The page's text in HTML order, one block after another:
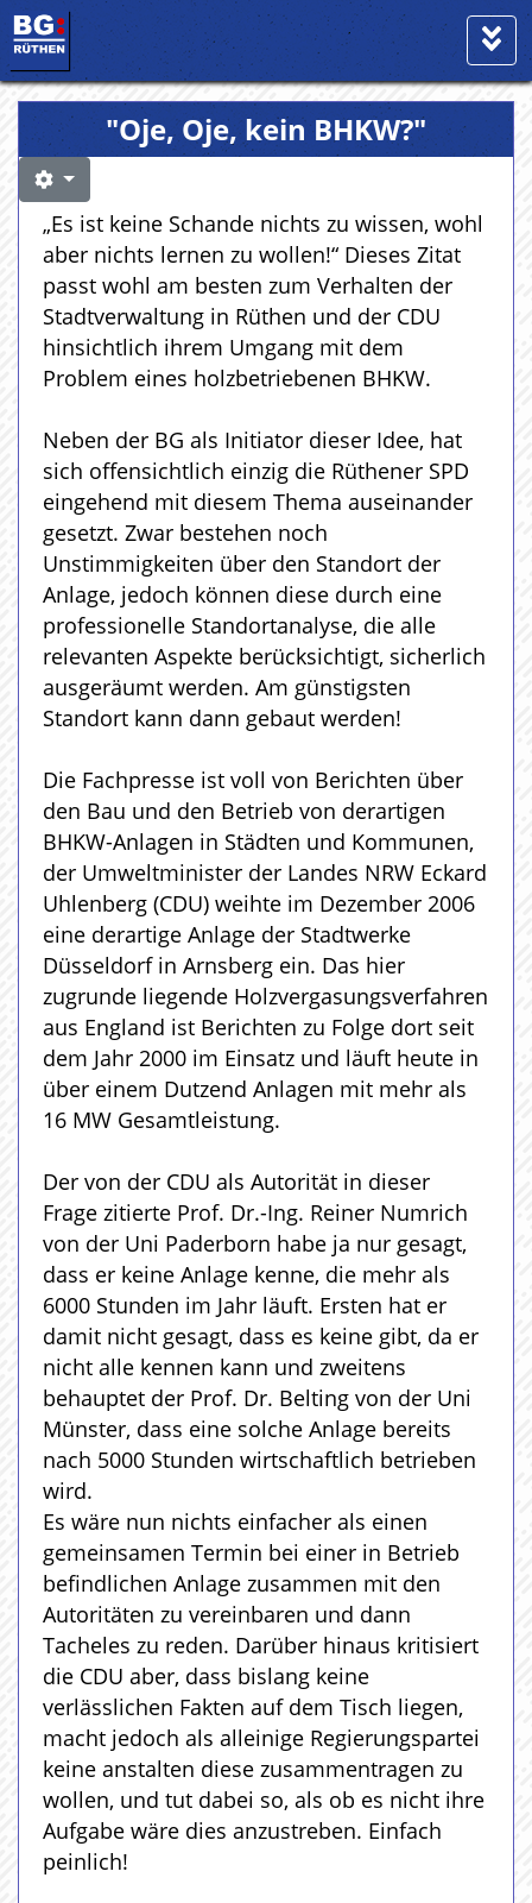
"Oje, Oje, kein BHKW?"
„Es ist keine Schande nichts zu wissen, wohl
aber nichts lernen zu wollen!“ Dieses Zitat
passt wohl am besten zum Verhalten der
Stadtverwaltung in Rüthen und der CDU
hinsichtlich ihrem Umgang mit dem
Problem eines holzbetriebenen BHKW.
Neben der BG als Initiator dieser Idee, hat
sich offensichtlich einzig die Rüthener SPD
eingehend mit diesem Thema auseinander
gesetzt. Zwar bestehen noch
Unstimmigkeiten über den Standort der
Anlage, jedoch können diese durch eine
professionelle Standortanalyse, die alle
relevanten Aspekte berücksichtigt, sicherlich
ausgeräumt werden. Am günstigsten
Standort kann dann gebaut werden!
Die Fachpresse ist voll von Berichten über
den Bau und den Betrieb von derartigen
BHKW-Anlagen in Städten und Kommunen,
der Umweltminister der Landes NRW Eckard
Uhlenberg (CDU) weihte im Dezember 2006
eine derartige Anlage der Stadtwerke
Düsseldorf in Arnsberg ein. Das hier
zugrunde liegende Holzvergasungsverfahren
aus England ist Berichten zu Folge dort seit
dem Jahr 2000 im Einsatz und läuft heute in
über einem Dutzend Anlagen mit mehr als
16 MW Gesamtleistung.
Der von der CDU als Autorität in dieser
Frage zitierte Prof. Dr.-Ing. Reiner Numrich
von der Uni Paderborn habe ja nur gesagt,
dass er keine Anlage kenne, die mehr als
6000 Stunden im Jahr läuft. Ersten hat er
damit nicht gesagt, dass es keine gibt, da er
nicht alle kennen kann und zweitens
behauptet der Prof. Dr. Belting von der Uni
Münster, dass eine solche Anlage bereits
nach 5000 Stunden wirtschaftlich betrieben
wird.
Es wäre nun nichts einfacher als einen
gemeinsamen Termin bei einer in Betrieb
befindlichen Anlage zusammen mit den
Autoritäten zu vereinbaren und dann
Tacheles zu reden. Darüber hinaus kritisiert
die CDU aber, dass bislang keine
verlässlichen Fakten auf dem Tisch liegen,
macht jedoch als alleinige Regierungspartei
keine anstalten diese zusammentragen zu
wollen, und tut dabei so, als ob es nicht ihre
Aufgabe wäre dies anzustreben. Einfach
peinlich!